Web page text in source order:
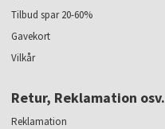
Tilbud spar 20-60%
Gavekort
Vilkår
Retur, Reklamation osv.
Reklamation